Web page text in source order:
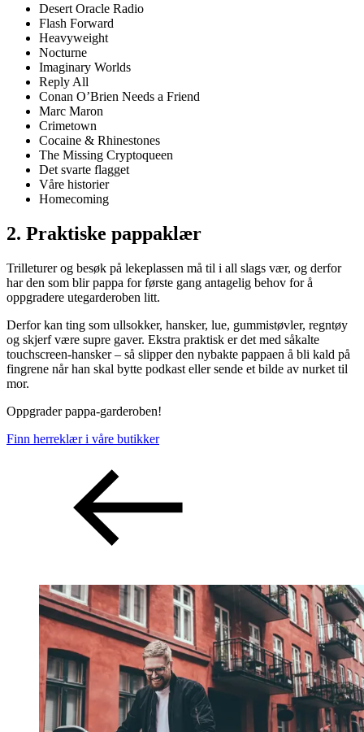
Desert Oracle Radio
Flash Forward
Heavyweight
Nocturne
Imaginary Worlds
Reply All
Conan O’Brien Needs a Friend
Marc Maron
Crimetown
Cocaine & Rhinestones
The Missing Cryptoqueen
Det svarte flagget
Våre historier
Homecoming
2. Praktiske pappaklær
Trilleturer og besøk på lekeplassen må til i all slags vær, og derfor
har den som blir pappa for første gang antagelig behov for å
oppgradere utegarderoben litt.
Derfor kan ting som ullsokker, hansker, lue, gummistøvler, regntøy
og skjerf være supre gaver. Ekstra praktisk er det med såkalte
touchscreen-hansker – så slipper den nybakte pappaen å bli kald på
fingrene når han skal bytte podkast eller sende et bilde av nurket til
mor.
Oppgrader pappa-garderoben!
Finn herreklær i våre butikker